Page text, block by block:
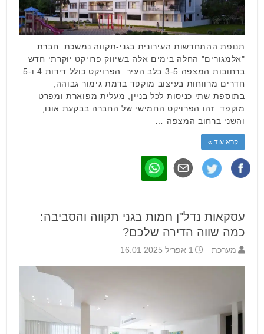
תנופת ההתחדשות העירונית בגני-תקווה נמשכת. חברת
"אלמגורים" החלה בימים אלה בשיווק פרויקט יוקרתי חדש
ברחובות המצפה 3-5 בלב העיר. הפרויקט כולל דירות 4 ו-5
חדרים מרווחות בעיצוב מוקפד ברמת גימור גבוהה,
בתוספת שתי כניסות לכל בניין, מעלית מפוארת ומפרט
מוקפד. זהו הפרויקט החמישי של החברה בבקעת אונו,
והשני ברחוב המצפה …
קרא עוד »
עסקאות נדל"ן חמות בגני תקווה והסביבה:
כמה שווה הדירה שלכם?
מערכת 1 אפריל 2025 16:01